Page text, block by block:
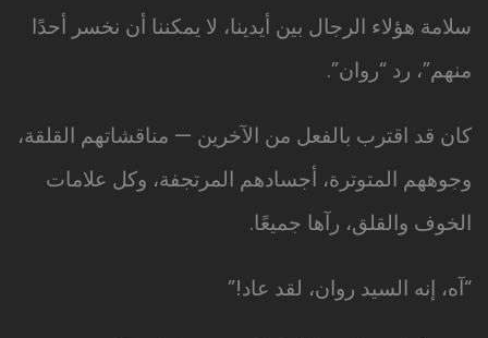
سلامة هؤلاء الرجال بين أيدينا، لا يمكننا أن نخسر أحدًا
منهم”، رد “روان”.
كان قد اقترب بالفعل من الآخرين — مناقشاتهم القلقة،
وجوههم المتوترة، أجسادهم المرتجفة، وكل علامات
الخوف والقلق، رآها جميعًا.
“آه، إنه السيد روان، لقد عاد!”